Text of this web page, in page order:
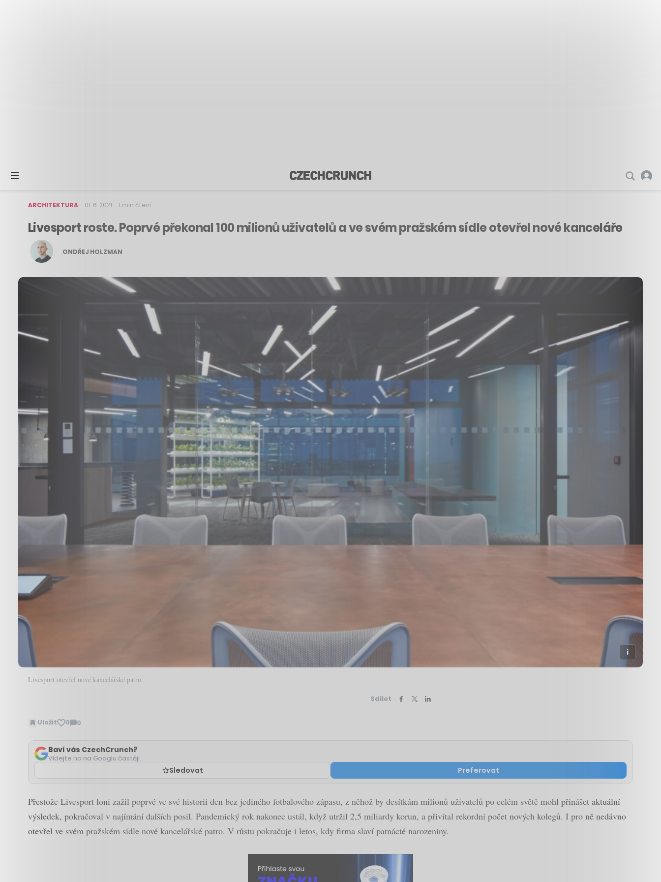
ARCHITEKTURA– 01. 6. 2021 –1 min čtení
Livesport roste. Poprvé překonal 100 milionů uživatelů a ve svém pražském sídle otevřel nové kanceláře
ONDŘEJ HOLZMAN
Livesport otevřel nové kancelářské patro
Sdílet
Uložit 0 0
Zobrazit
Baví vás CzechCrunch?
Vídejte ho na Googlu častěji.
Sledovat Preferovat
Přestože Livesport loni zažil poprvé ve své historii den bez jediného fotbalového zápasu, z něhož by desítkám milionů uživatelů po celém světě mohl přinášet aktuální
výsledek, pokračoval v najímání dalších posil. Pandemický rok nakonec ustál, když utržil 2,5 miliardy korun, a přivítal rekordní počet nových kolegů. I pro ně nedávno
otevřel ve svém pražském sídle nové kancelářské patro. V růstu pokračuje i letos, kdy firma slaví patnácté narozeniny.